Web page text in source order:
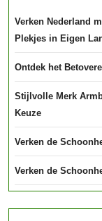
Verken Nederland
Plekjes in Eigen
Ontdek het
Stijlvolle Merk
Keuze
Verken de
Verken de